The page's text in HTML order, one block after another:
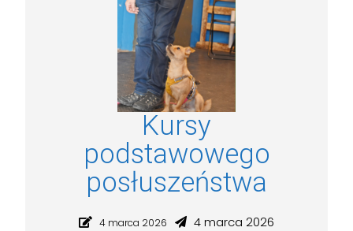
Kursy
podstawowego
posłuszeństwa
4 marca 2026
4 marca 2026